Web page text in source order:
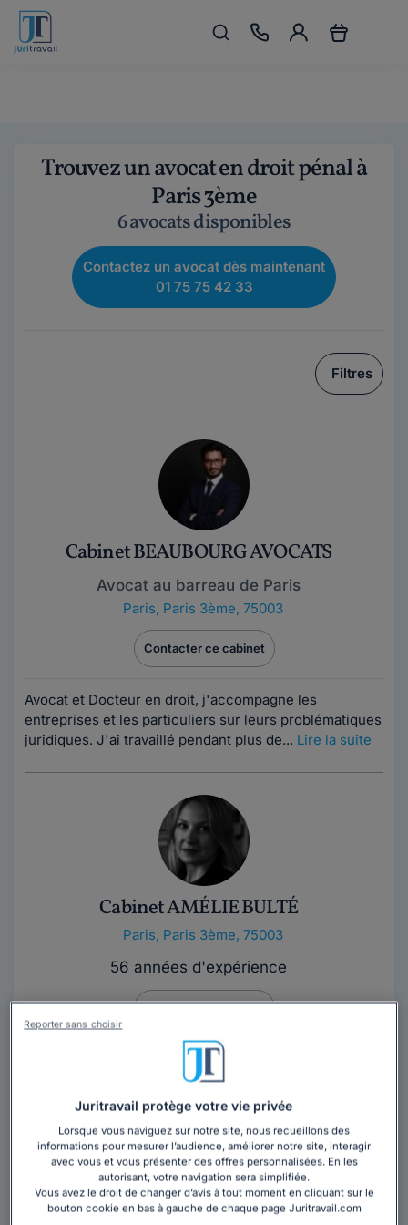
Trouvez un avocat en droit pénal à
Paris 3ème
6 avocats disponibles
Contactez un avocat dès maintenant
01 75 75 42 33
Filtres
Cabinet BEAUBOURG AVOCATS
Avocat au barreau de Paris
Paris, Paris 3ème, 75003
Contacter ce cabinet
Avocat et Docteur en droit, j'accompagne les
entreprises et les particuliers sur leurs problématiques
juridiques. J'ai travaillé pendant plus de... Lire la suite
Cabinet AMÉLIE BULTÉ
Paris, Paris 3ème, 75003
56 années d'expérience
Contacter ce cabinet
Le Cabinet d’Amélie Bulté intervient au soutien tant des
entreprises que des particuliers afin de les
accompagner et de soutenir la défense...
Juritravail protège votre vie privée
Lorsque vous naviguez sur notre site, nous recueillons des
informations pour mesurer l’audience, améliorer notre site, interagir
avec vous et vous présenter des offres personnalisées. En les
autorisant, votre navigation sera simplifiée.
Vous avez le droit de changer d’avis à tout moment en cliquant sur le
bouton cookie en bas à gauche de chaque page Juritravail.com
Reporter sans choisir